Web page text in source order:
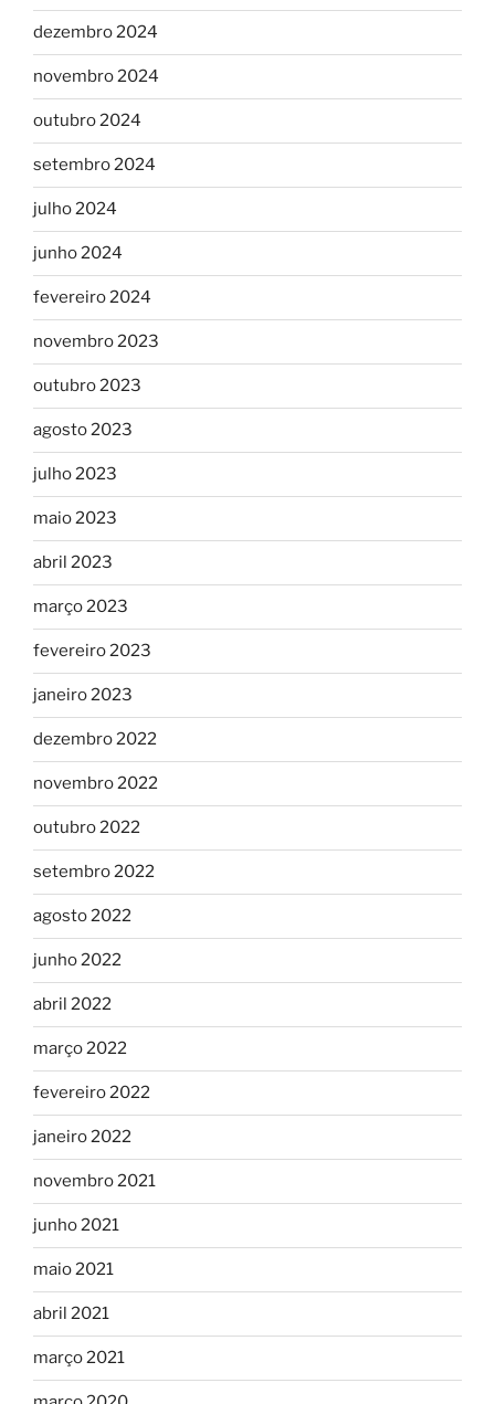
dezembro 2024
novembro 2024
outubro 2024
setembro 2024
julho 2024
junho 2024
fevereiro 2024
novembro 2023
outubro 2023
agosto 2023
julho 2023
maio 2023
abril 2023
março 2023
fevereiro 2023
janeiro 2023
dezembro 2022
novembro 2022
outubro 2022
setembro 2022
agosto 2022
junho 2022
abril 2022
março 2022
fevereiro 2022
janeiro 2022
novembro 2021
junho 2021
maio 2021
abril 2021
março 2021